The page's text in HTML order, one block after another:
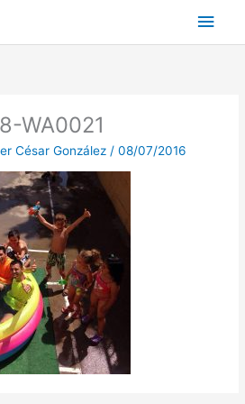
WA0021
César González /08/07/2016